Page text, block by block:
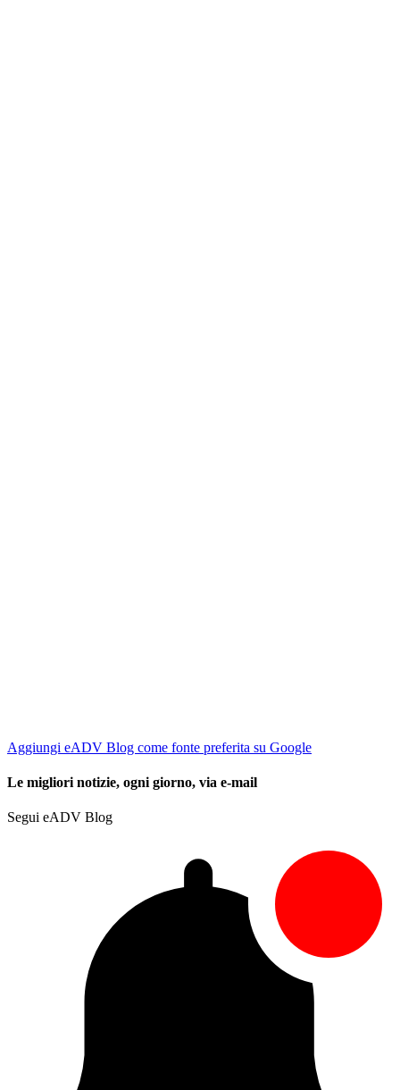
Aggiungi eADV Blog come fonte preferita su Google
Le migliori notizie, ogni giorno, via e-mail
Segui eADV Blog